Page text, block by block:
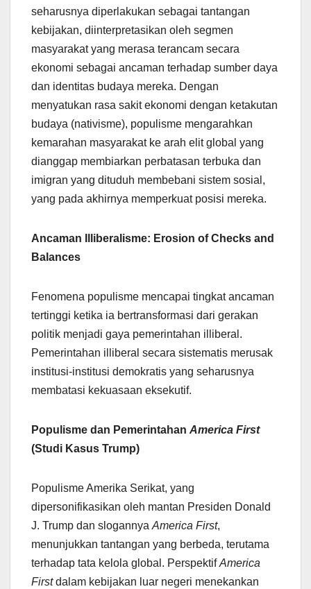
seharusnya diperlakukan sebagai tantangan
kebijakan, diinterpretasikan oleh segmen
masyarakat yang merasa terancam secara
ekonomi sebagai ancaman terhadap sumber daya
dan identitas budaya mereka. Dengan
menyatukan rasa sakit ekonomi dengan ketakutan
budaya (nativisme), populisme mengarahkan
kemarahan masyarakat ke arah elit global yang
dianggap membiarkan perbatasan terbuka dan
imigran yang dituduh membebani sistem sosial,
yang pada akhirnya memperkuat posisi mereka.
Ancaman Illiberalisme: Erosion of Checks and
Balances
Fenomena populisme mencapai tingkat ancaman
tertinggi ketika ia bertransformasi dari gerakan
politik menjadi gaya pemerintahan illiberal.
Pemerintahan illiberal secara sistematis merusak
institusi-institusi demokratis yang seharusnya
membatasi kekuasaan eksekutif.
Populisme dan Pemerintahan America First
(Studi Kasus Trump)
Populisme Amerika Serikat, yang
dipersonifikasikan oleh mantan Presiden Donald
J. Trump dan slogannya America First,
menunjukkan tantangan yang berbeda, terutama
terhadap tata kelola global. PerspektifAmerica
Firstdalam kebijakan luar negeri menekankan